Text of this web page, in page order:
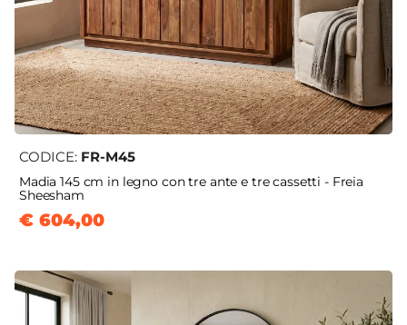
CODICE: FR-M45
Madia 145 cm in legno con tre ante e tre cassetti - Freia
Sheesham
€ 604,00